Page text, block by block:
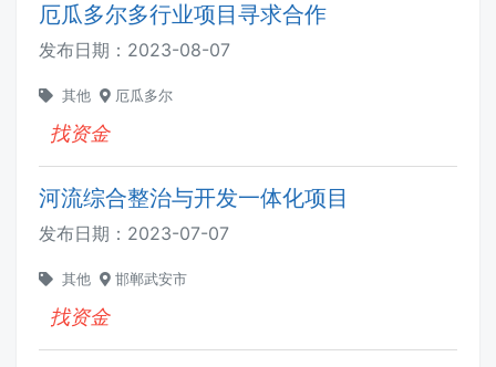
厄瓜多尔多行业项目寻求合作
发布日期： 2023-08-07
其他 厄瓜多尔
找资金
河流综合整治与开发一体化项目
发布日期： 2023-07-07
其他 邯郸武安市
找资金